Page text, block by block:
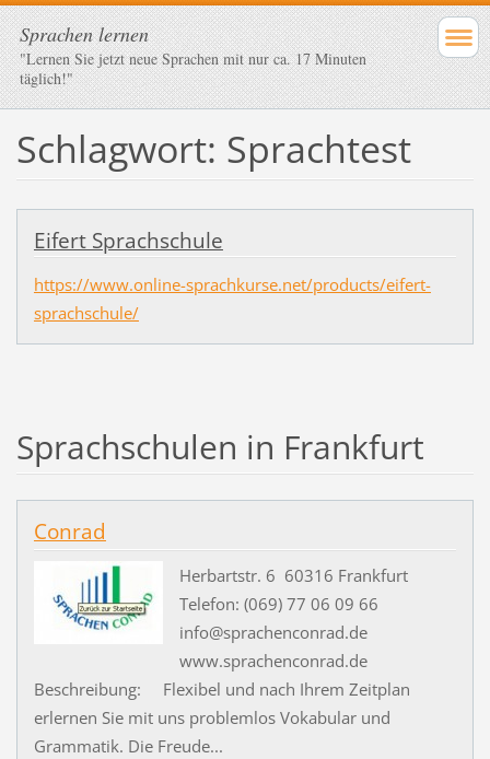
Sprachen lernen
"Lernen Sie jetzt neue Sprachen mit nur ca. 17 Minuten
täglich!"
Schlagwort: Sprachtest
Eifert Sprachschule
https://www.online-sprachkurse.net/products/eifert-
sprachschule/
Sprachschulen in Frankfurt
Conrad
Herbartstr. 6 60316 Frankfurt
Telefon: (069) 77 06 09 66
info@sprachenconrad.de
www.sprachenconrad.de
Beschreibung: Flexibel und nach Ihrem Zeitplan
erlernen Sie mit uns problemlos Vokabular und
Grammatik. Die Freude...